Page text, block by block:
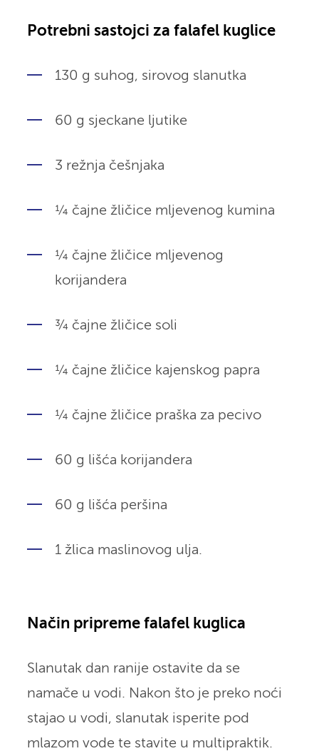
Potrebni sastojci za falafel kuglice
130 g suhog, sirovog slanutka
60 g sjeckane ljutike
3 režnja češnjaka
¼ čajne žličice mljevenog kumina
¼ čajne žličice mljevenog
korijandera
¾ čajne žličice soli
¼ čajne žličice kajenskog papra
¼ čajne žličice praška za pecivo
60 g lišća korijandera
60 g lišća peršina
1 žlica maslinovog ulja.
Način pripreme falafel kuglica
Slanutak dan ranije ostavite da se
namače u vodi. Nakon što je preko noći
stajao u vodi, slanutak isperite pod
mlazom vode te stavite u multipraktik.